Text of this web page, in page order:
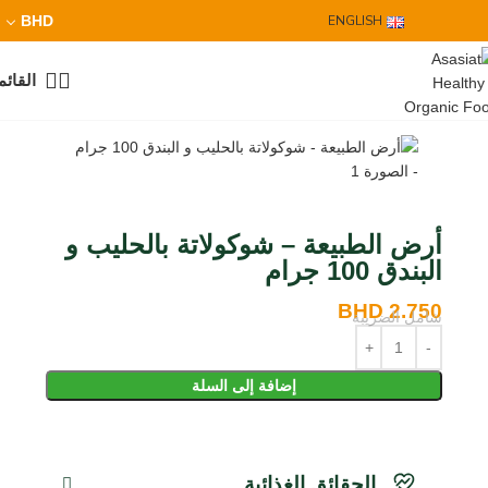
ENGLISH
BHD
أرض الطبيعة – شوكولاتة بالحليب و
البندق 100 جرام
2.750
BHD
شامل الضريبة
إضافة إلى السلة